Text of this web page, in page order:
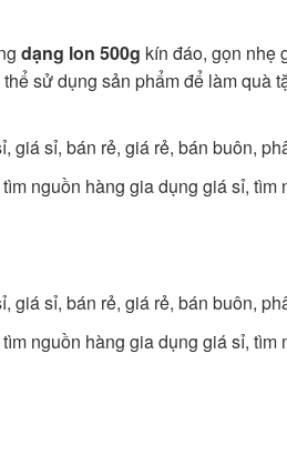
dạng lon 500g kín đáo, gọn nhẹ
sử dụng sản phẩm để làm quà
giá sỉ, bán rẻ, giá rẻ, bán buôn,
nguồn hàng gia dụng giá sỉ,
giá sỉ, bán rẻ, giá rẻ, bán buôn,
nguồn hàng gia dụng giá sỉ,